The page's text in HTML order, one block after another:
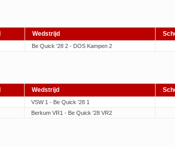
Wedstrijd
Be Quick '28 2 - DOS Kampen 2
Wedstrijd
VSW 1 - Be Quick '28 1
Berkum VR1 - Be Quick '28 VR2